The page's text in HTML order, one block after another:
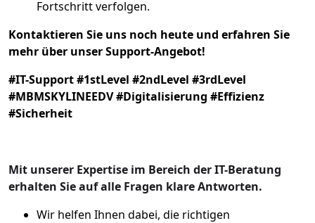
Fortschritt verfolgen.
Kontaktieren Sie uns noch heute und erfahren Sie
mehr über unser Support-Angebot!
#IT-Support #1stLevel #2ndLevel #3rdLevel
#MBMSKYLINEEDV #Digitalisierung #Effizienz
#Sicherheit
Mit unserer Expertise im Bereich der IT-Beratung
erhalten Sie auf alle Fragen klare Antworten.
Wir helfen Ihnen dabei, die richtigen